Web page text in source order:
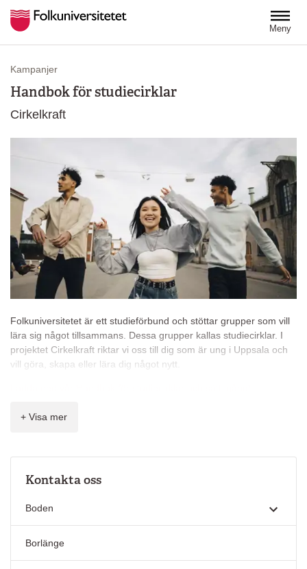
Meny
Kampanjer
Handbok för studiecirklar
Cirkelkraft
Folkuniversitetet är ett studieförbund och stöttar grupper som vill
lära sig något tillsammans. Dessa grupper kallas studiecirklar. I
projektet Cirkelkraft riktar vi oss till dig som är ung i Uppsala och
vill göra, skapa eller lära dig något nytt.
+ Visa mer
Kontakta oss
Boden
Borlänge